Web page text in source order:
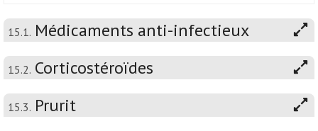
15.1. Médicaments anti-infectieux
15.2. Corticostéroïdes
15.3. Prurit